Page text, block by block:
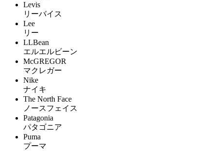
Levis
リーバイス
Lee
リー
LLBean
エルエルビーン
McGREGOR
マクレガー
Nike
ナイキ
The North Face
ノースフェイス
Patagonia
パタゴニア
Puma
プーマ